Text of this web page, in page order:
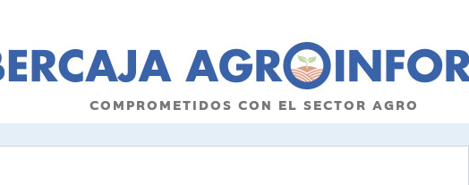
COMPROMETIDOS CON EL SECTOR AGRO